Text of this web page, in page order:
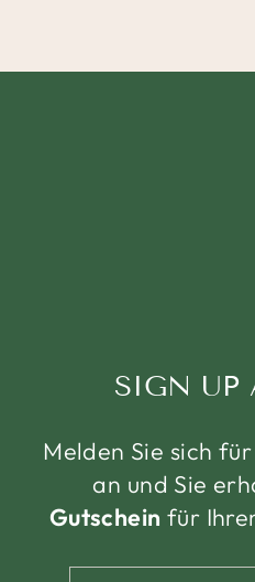
SIGN UP
Melden Sie sich
an und Sie
Gutschein für